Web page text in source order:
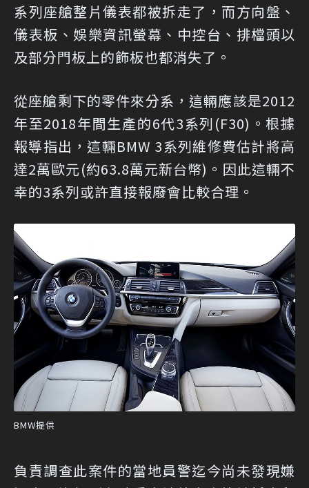
系列座艙整片儀表都被拆走了，而方向盤、
儀表板、娛樂資訊螢幕、中控台、排檔頭以
及部分門板上的飾板也都消失了。
從座艙剩下的零件來分系，這輛應該是2012
年至2018年間生產的6代3系列(F30)。根據
報導指出，這輛BMW 3系列維修費估計將高
達2萬歐元(約63.8萬元新台幣)。因此這輛不
幸的3系列或許直接報廢會比較合理。
BMW提供
負責調查此案件的當地員警迄今尚未發現嫌